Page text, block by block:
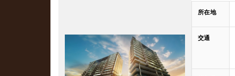
所在地
交通